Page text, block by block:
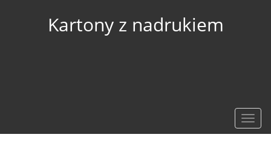
Kartony z nadrukiem